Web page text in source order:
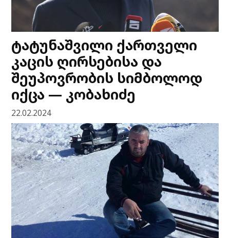
ტატუნაშვილი ქართველი
კაცის ღირსებისა და
შეუპოვრობის სიმბოლოდ
იქცა — კობახიძე
22.02.2024